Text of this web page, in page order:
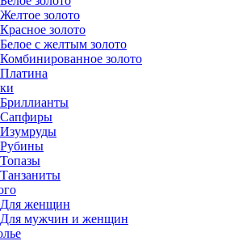
Желтое золото
Красное золото
Белое с желтым золото
Комбинированное золото
Платина
Бриллианты
Сапфиры
Изумруды
Рубины
Топазы
Танзаниты
Для женщин
Для мужчин и женщин